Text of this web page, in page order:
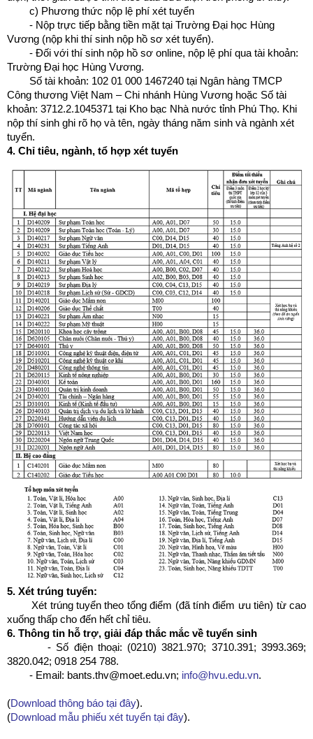
c) Phương thức nộp lệ phí xét tuyển
- Nộp trực tiếp bằng tiền mặt tại Trường Đại học Hùng
Vương (nộp khi thí sinh nộp hồ sơ xét tuyển).
- Đối với thí sinh nộp hồ sơ online, nộp lệ phí qua tài khoản:
Trường Đại học Hùng Vương.
Số tài khoản: 102 01 000 1467240 tại Ngân hàng TMCP
Công thương Việt Nam – Chi nhánh Hùng Vương hoặc Số tài
khoản: 3712.2.1045371 tại Kho bạc Nhà nước tỉnh Phú Thọ. Khi
nộp thí sinh ghi rõ họ và tên, ngày tháng năm sinh và ngành xét
tuyển.
4. Chỉ tiêu, ngành, tổ hợp xét tuyển
5. Xét trúng tuyển:
Xét trúng tuyển theo tổng điểm (đã tính điểm ưu tiên) từ cao
xuống thấp cho đến hết chỉ tiêu.
6. Thông tin hỗ trợ, giải đáp thắc mắc về tuyển sinh
- Số điện thoại: (0210) 3821.970; 3710.391; 3993.369;
3820.042; 0918 254 788.
- Email: bants.thv@moet.edu.vn; info@hvu.edu.vn.
(Download thông báo tại đây).
(Download mẫu phiếu xét tuyển tại đây).